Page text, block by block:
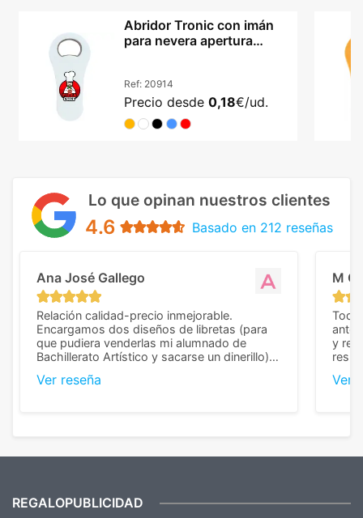
Abridor Tronic con imán
para nevera apertura
Ref: 20914
Precio desde 0,18€/ud.
Lo que opinan nuestros clientes
4.6 Basado en 212 reseñas
Ana José Gallego
Relación calidad-precio inmejorable.
Encargamos dos diseños de libretas (para
que pudiera venderlas mi alumnado de
Bachillerato Artístico y sacarse un dinerillo) y
diferencia, con libretas de muy buena calidad
Ver reseña
M C
Todo
y
Ver
¿Quieres ver nuestras últimas
REGALOPUBLICIDAD